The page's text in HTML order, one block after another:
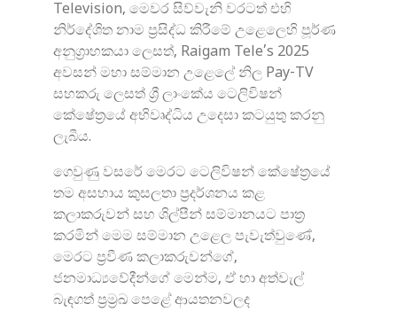
Television, මෙවර සිව්වැනි වරටත් එහි
නිර්දේශිත නාම ප්‍රසිද්ධ කිරීමේ උ‌ළෙලෙහි පූර්ණ
අනුග්‍රාහකයා ලෙසත්, Raigam Tele’s 2025
අවසන් මහා සම්මාන උළෙලේ නිල Pay-TV
සහකරු ලෙසත් ශ්‍රී ලාංකේය ටෙලිවිෂන්
කේෂේත්‍රයේ අභිවෘද්ධිය උදෙසා කටයුතු කරනු
ලැබීය.
ගෙවුණු වසරේ මෙරට ටෙලිවිෂන් කේෂේත්‍රයේ
තම අසහාය කුසලතා ප්‍රදර්ශනය කළ
කලාකරුවන් සහ ශිල්පීන් සම්මානයට පාත්‍ර
කරමින් මෙම සම්මාන උළෙල පැවැත්වුණේ,
මෙරට ප්‍රවීණ කලාකරුවන්ගේ,
ජනමාධ්‍යවේදීන්ගේ මෙන්ම, ඒ හා අත්වැල්
බැඳගත් ප්‍රම්‍රඛ පෙළේ ආයතනවලද